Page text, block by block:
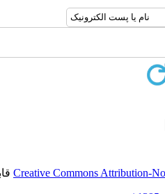
Creative Commons Attribution-